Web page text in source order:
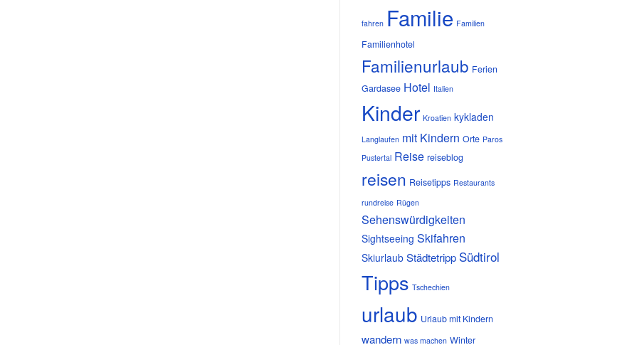
fahren Familie Familien
Familienhotel
Familienurlaub Ferien
Gardasee Hotel Italien
Kinder Kroatien kykladen
Langlaufen mit Kindern Orte Paros
Pustertal Reise reiseblog
reisen Reisetipps Restaurants
rundreise Rügen
Sehenswürdigkeiten
Sightseeing Skifahren
Skiurlaub Städtetripp Südtirol
Tipps Tschechien
urlaub Urlaub mit Kindern
wandern was machen Winter